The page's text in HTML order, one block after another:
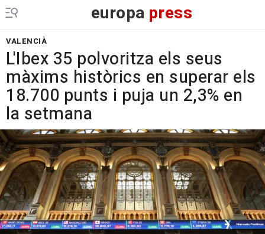
europa press
VALENCIÀ
L'Ibex 35 polvoritza els seus
màxims històrics en superar els
18.700 punts i puja un 2,3% en
la setmana